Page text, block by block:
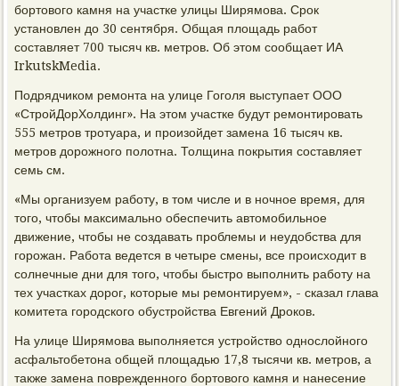
бортового камня на участке улицы Ширямова. Срок
установлен до 30 сентября. Общая площадь работ
составляет 700 тысяч кв. метров. Об этом сообщает ИА
IrkutskMedia.
Подрядчиком ремонта на улице Гоголя выступает ООО
«СтройДорХолдинг». На этом участке будут ремонтировать
555 метров тротуара, и произойдет замена 16 тысяч кв.
метров дорожного полотна. Толщина покрытия составляет
семь см.
«Мы организуем работу, в том числе и в ночное время, для
того, чтобы максимально обеспечить автомобильное
движение, чтобы не создавать проблемы и неудобства для
горожан. Работа ведется в четыре смены, все происходит в
солнечные дни для того, чтобы быстро выполнить работу на
тех участках дорог, которые мы ремонтируем», - сказал глава
комитета городского обустройства Евгений Дроков.
На улице Ширямова выполняется устройство однослойного
асфальтобетона общей площадью 17,8 тысячи кв. метров, а
также замена поврежденного бортового камня и нанесение